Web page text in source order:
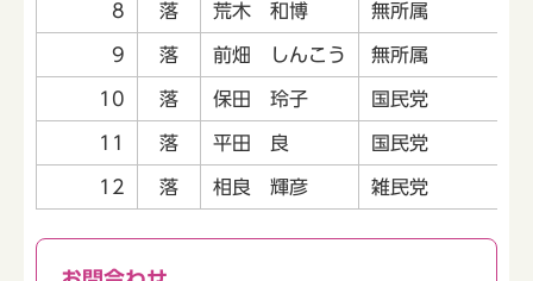
8 落 荒木 和博 無所属
9 落 前畑 しんこう 無所属
10 落 保田 玲子 国民党
11 落 平田 良 国民党
12 落 相良 輝彦 雑民党